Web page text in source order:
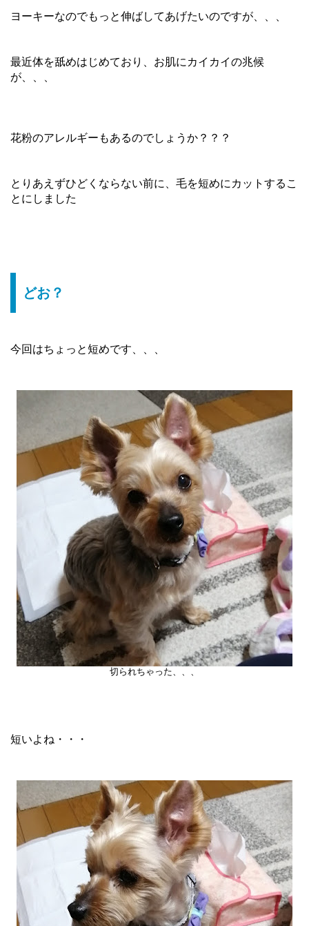
ヨーキーなのでもっと伸ばしてあげたいのですが、、、
最近体を舐めはじめており、お肌にカイカイの兆候
が、、、
花粉のアレルギーもあるのでしょうか？？？
とりあえずひどくならない前に、毛を短めにカットするこ
とにしました
どお？
今回はちょっと短めです、、、
切られちゃった、、、
短いよね・・・